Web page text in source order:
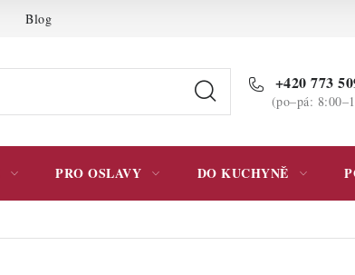
Blog Podmínky ochrany
+420 773
(po–pá:
PRO OSLAVY DO KUCHYNĚ